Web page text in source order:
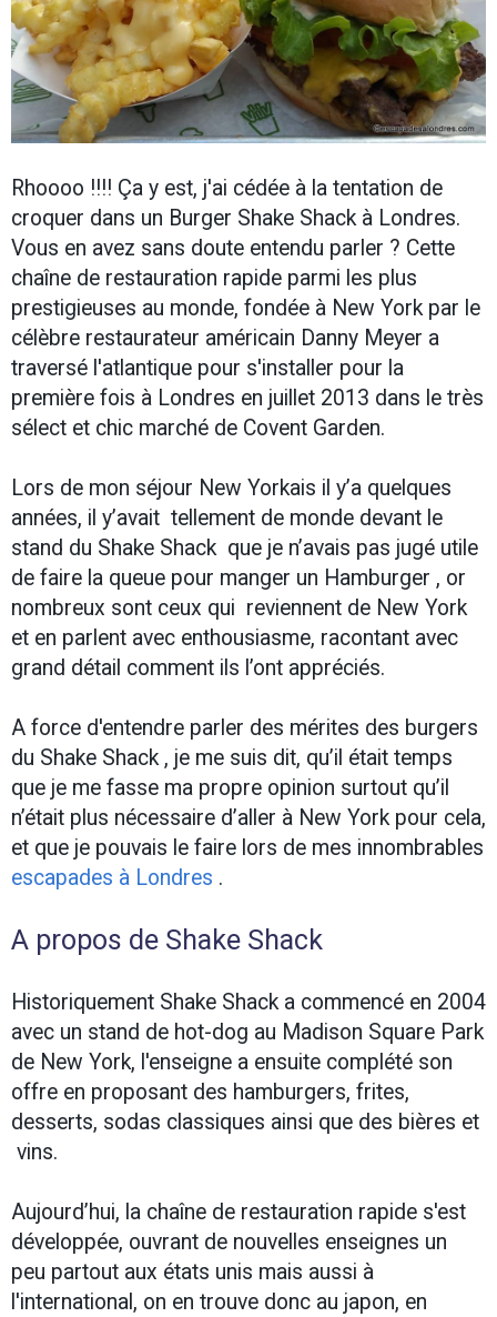
Rhoooo !!!! Ça y est, j'ai cédée à la tentation de
croquer dans un Burger Shake Shack à Londres.
Vous en avez sans doute entendu parler ? Cette
chaîne de restauration rapide parmi les plus
prestigieuses au monde, fondée à New York par le
célèbre restaurateur américain Danny Meyer a
traversé l'atlantique pour s'installer pour la
première fois à Londres en juillet 2013 dans le très
sélect et chic marché de Covent Garden.
Lors de mon séjour New Yorkais il y’a quelques
années, il y’avait tellement de monde devant le
stand du Shake Shack que je n’avais pas jugé utile
de faire la queue pour manger un Hamburger , or
nombreux sont ceux qui reviennent de New York
et en parlent avec enthousiasme, racontant avec
grand détail comment ils l’ont appréciés.
A force d'entendre parler des mérites des burgers
du Shake Shack , je me suis dit, qu’il était temps
que je me fasse ma propre opinion surtout qu’il
n’était plus nécessaire d’aller à New York pour cela,
et que je pouvais le faire lors de mes innombrables
escapades à Londres .
A propos de Shake Shack
Historiquement Shake Shack a commencé en 2004
avec un stand de hot-dog au Madison Square Park
de New York, l'enseigne a ensuite complété son
offre en proposant des hamburgers, frites,
desserts, sodas classiques ainsi que des bières et
vins.
Aujourd’hui, la chaîne de restauration rapide s'est
développée, ouvrant de nouvelles enseignes un
peu partout aux états unis mais aussi à
l'international, on en trouve donc au japon, en